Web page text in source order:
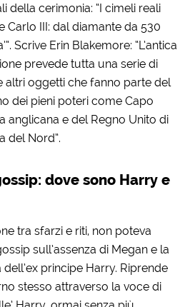
della cerimonia: “I cimeli reali
Carlo III: dal diamante da 530
Scrive Erin Blakemore: “L’antica
prevede tutta una serie di
altri oggetti che fanno parte del
dei pieni poteri come Capo
anglicana e del Regno Unito di
del Nord”.
dove sono Harry e
tra sfarzi e riti, non poteva
sull’assenza di Megan e la
principe Harry. Riprende
stesso attraverso la voce di